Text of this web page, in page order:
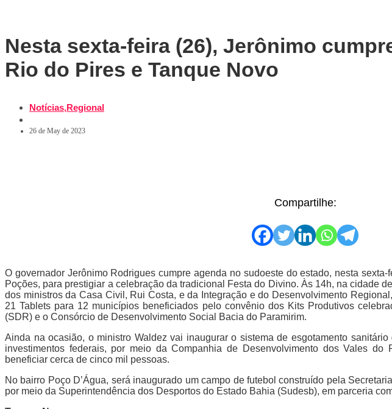
Nesta sexta-feira (26), Jerônimo
Rio do Pires e Tanque Novo
Notícias,Regional
26 de May de 2023
Compartilhe:
O governador Jerônimo Rodrigues cumpre agenda no sudoeste do estado, nesta
Poções, para prestigiar a celebração da tradicional Festa do Divino. Às 14h, na cidade
dos ministros da Casa Civil, Rui Costa, e da Integração e do Desenvolvimento
21 Tablets para 12 municípios beneficiados pelo convênio dos Kits Produtivos
(SDR) e o Consórcio de Desenvolvimento Social Bacia do Paramirim.
Ainda na ocasião, o ministro Waldez vai inaugurar o sistema de esgotamento
investimentos federais, por meio da Companhia de Desenvolvimento dos Vales
beneficiar cerca de cinco mil pessoas.
No bairro Poço D’Água, será inaugurado um campo de futebol construído pela
por meio da Superintendência dos Desportos do Estado Bahia (Sudesb), em parceria